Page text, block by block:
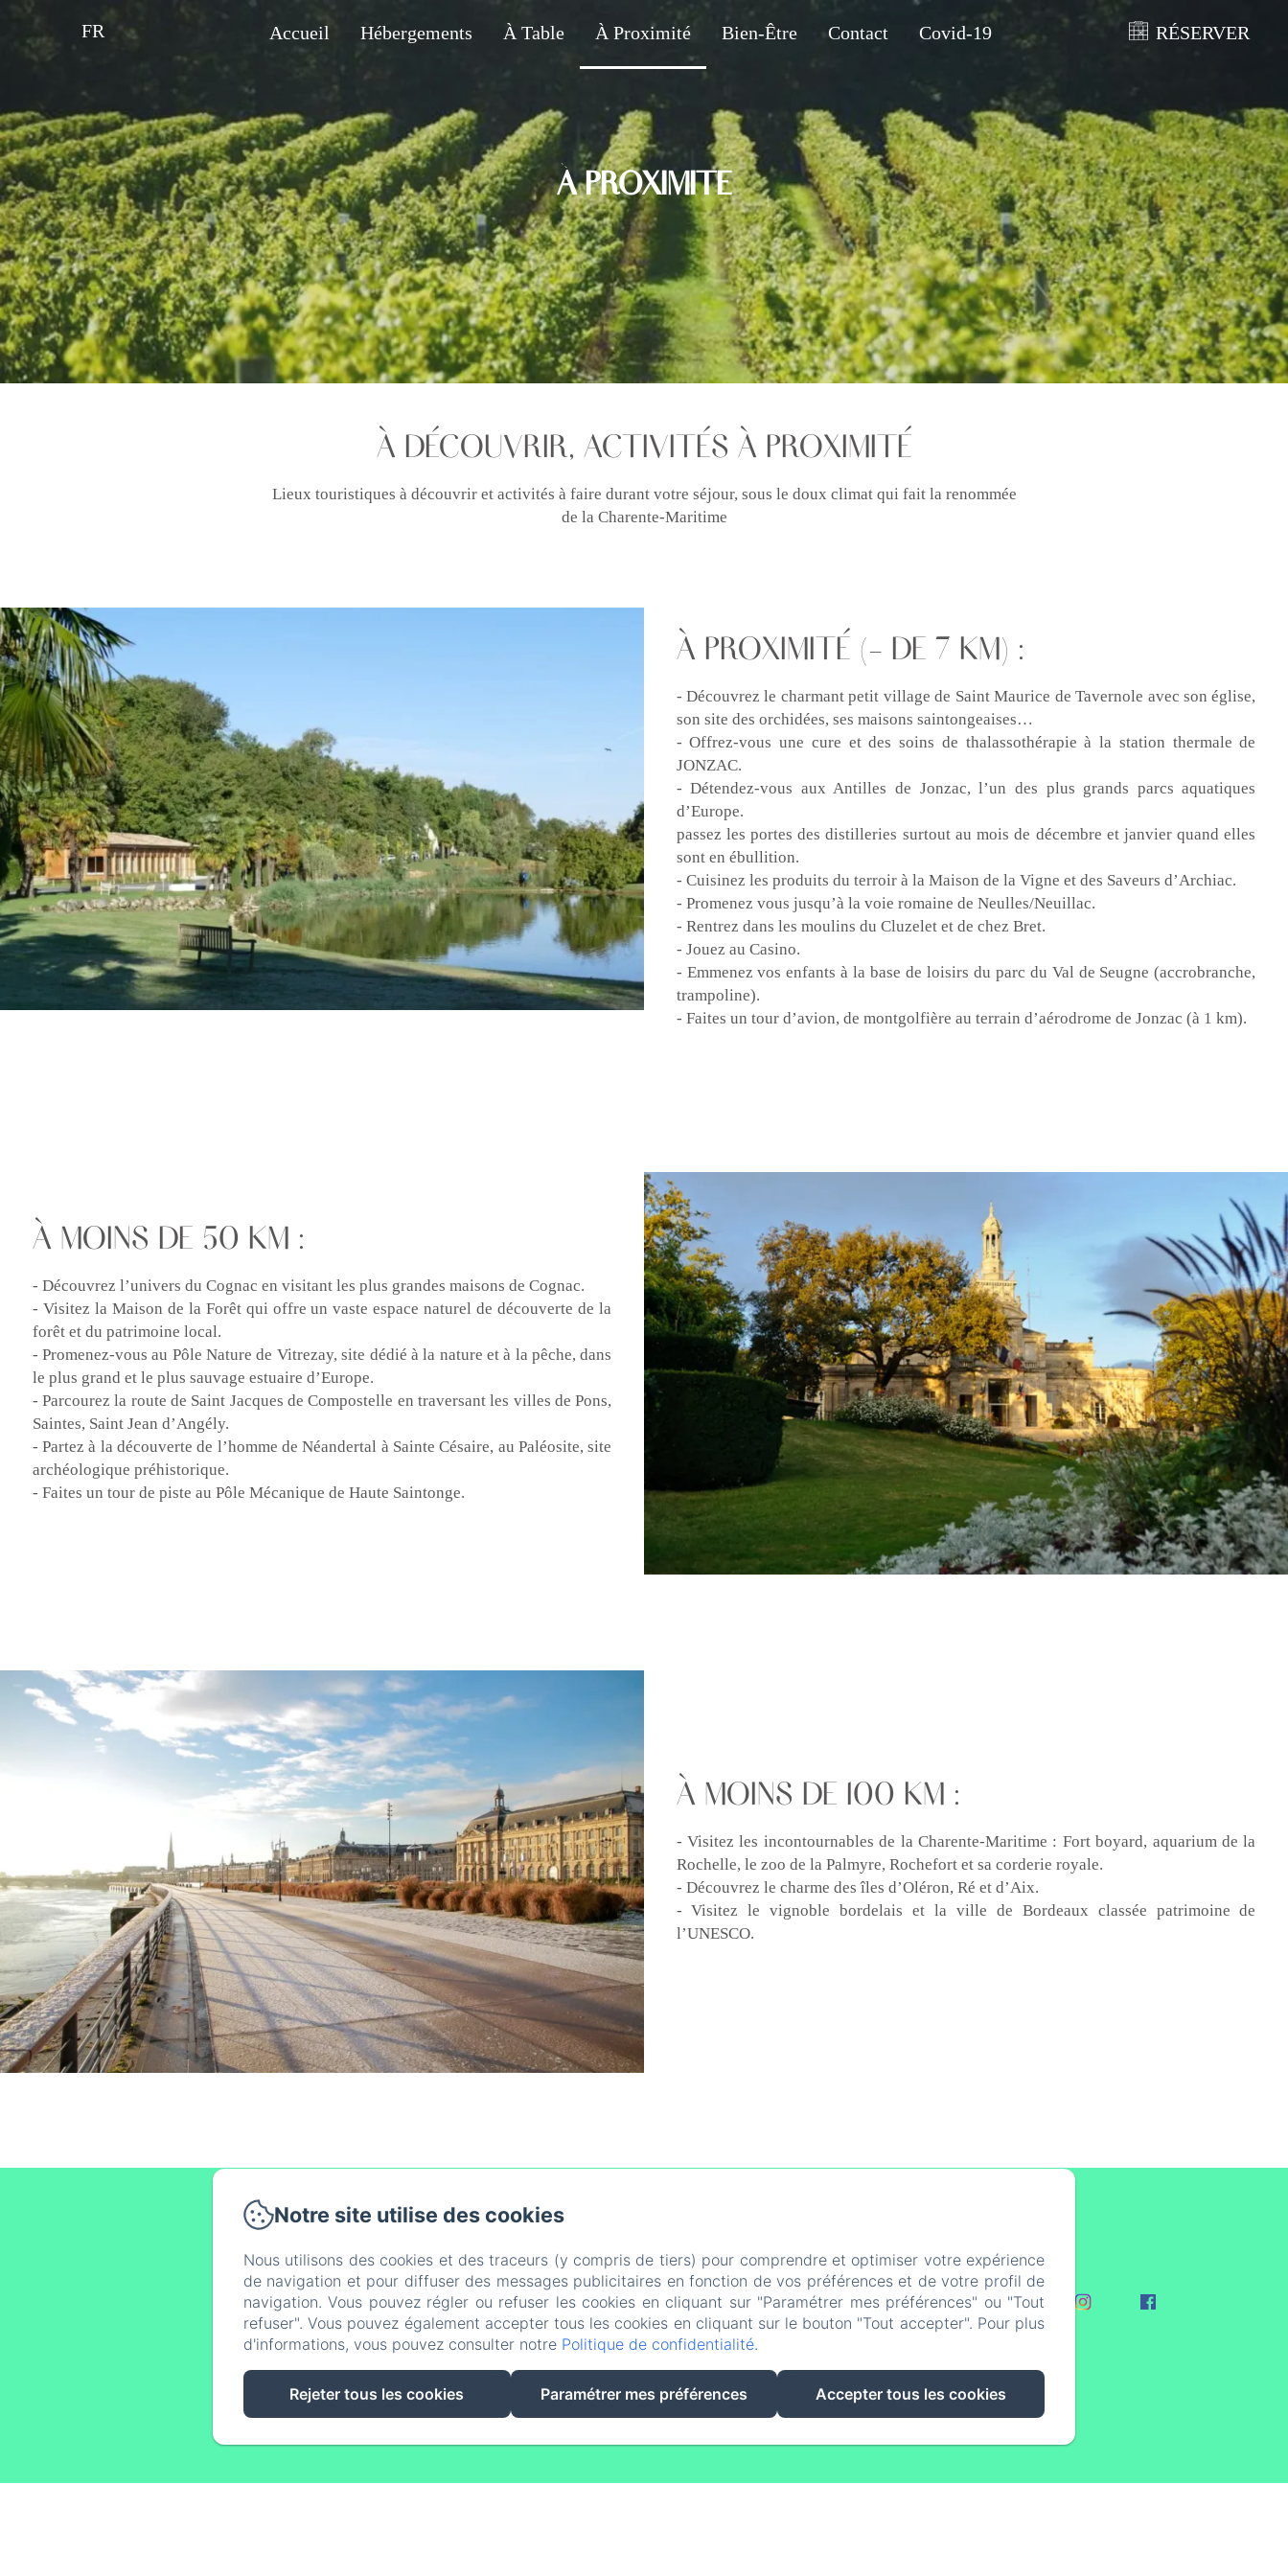
FR Accueil Hébergements À Table À Proximité Bien-Être Contact Covid-19 RÉSERVER
À PROXIMITÉ
À DÉCOUVRIR, ACTIVITÉS À PROXIMITÉ
Lieux touristiques à découvrir et activités à faire durant votre séjour, sous le doux climat qui fait la renommée
de la Charente-Maritime
À PROXIMITÉ (- DE 7 KM) :
- Découvrez le charmant petit village de Saint Maurice de Tavernole avec son église,
son site des orchidées, ses maisons saintongeaises…
- Offrez-vous une cure et des soins de thalassothérapie à la station thermale de
JONZAC.
- Détendez-vous aux Antilles de Jonzac, l’un des plus grands parcs aquatiques
d’Europe.
passez les portes des distilleries surtout au mois de décembre et janvier quand elles
sont en ébullition.
- Cuisinez les produits du terroir à la Maison de la Vigne et des Saveurs d’Archiac.
- Promenez vous jusqu’à la voie romaine de Neulles/Neuillac.
- Rentrez dans les moulins du Cluzelet et de chez Bret.
- Jouez au Casino.
- Emmenez vos enfants à la base de loisirs du parc du Val de Seugne (accrobranche,
trampoline).
- Faites un tour d’avion, de montgolfière au terrain d’aérodrome de Jonzac (à 1 km).
À MOINS DE 50 KM :
- Découvrez l’univers du Cognac en visitant les plus grandes maisons de Cognac.
- Visitez la Maison de la Forêt qui offre un vaste espace naturel de découverte de la
forêt et du patrimoine local.
- Promenez-vous au Pôle Nature de Vitrezay, site dédié à la nature et à la pêche, dans
le plus grand et le plus sauvage estuaire d’Europe.
- Parcourez la route de Saint Jacques de Compostelle en traversant les villes de Pons,
Saintes, Saint Jean d’Angély.
- Partez à la découverte de l’homme de Néandertal à Sainte Césaire, au Paléosite, site
archéologique préhistorique.
- Faites un tour de piste au Pôle Mécanique de Haute Saintonge.
À MOINS DE 100 KM :
- Visitez les incontournables de la Charente-Maritime : Fort boyard, aquarium de la
Rochelle, le zoo de la Palmyre, Rochefort et sa corderie royale.
- Découvrez le charme des îles d’Oléron, Ré et d’Aix.
- Visitez le vignoble bordelais et la ville de Bordeaux classée patrimoine de
l’UNESCO.
Téléphone: 0688364197 domainedesvigneres.17@gmail.com
Accueil Hébergements À Proximité À Table Contact Covid-19
Politique de confidentialité Informations légales Informations sur les cookies
Créé par Amenitiz
Notre site utilise des cookies
Nous utilisons des cookies et des traceurs (y compris de tiers) pour comprendre et optimiser votre expérience
de navigation et pour diffuser des messages publicitaires en fonction de vos préférences et de votre profil de
navigation. Vous pouvez régler ou refuser les cookies en cliquant sur "Paramétrer mes préférences" ou "Tout
refuser". Vous pouvez également accepter tous les cookies en cliquant sur le bouton "Tout accepter". Pour plus
d'informations, vous pouvez consulter notre Politique de confidentialité.
Rejeter tous les cookies Paramétrer mes préférences Accepter tous les cookies